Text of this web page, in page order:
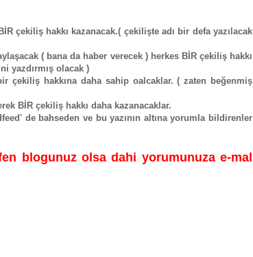
çekiliş hakkı kazanacak.( çekilişte adı bir defa yazılacak
( bana da haber verecek ) herkes BİR çekiliş hakkı
yazdırmış olacak )
çekiliş hakkına daha sahip oalcaklar. ( zaten beğenmiş
BİR çekiliş hakkı daha kazanacaklar.
de bahseden ve bu yazının altına yorumla bildirenler
blogunuz olsa dahi yorumunuza e-mal